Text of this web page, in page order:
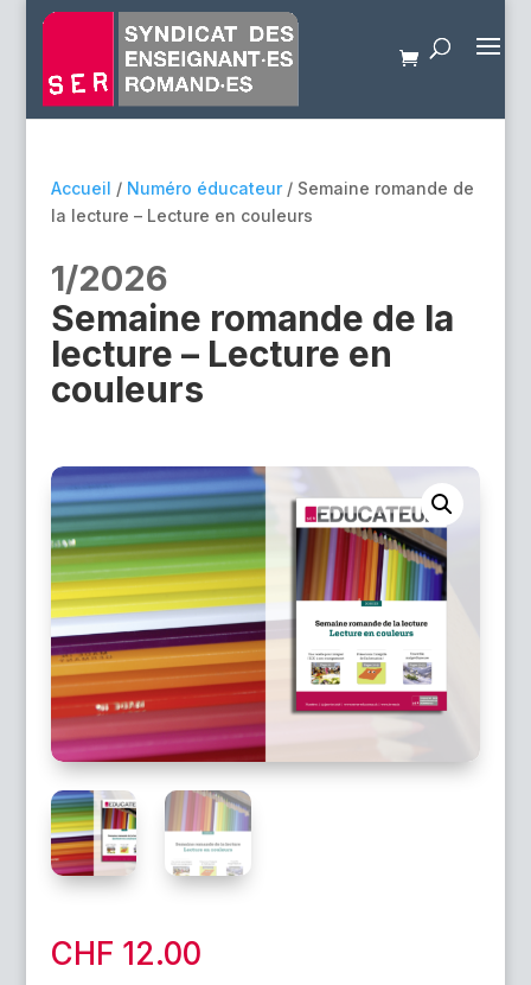
Accueil / Numéro éducateur/ Semaine romande de
la lecture – Lecture en couleurs
1/2026
Semaine romande de la
lecture – Lecture en
couleurs
CHF 12.00